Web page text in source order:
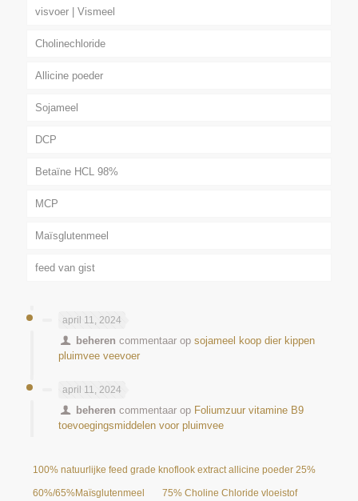
visvoer | Vismeel
Cholinechloride
Allicine poeder
Sojameel
DCP
Betaïne HCL 98%
MCP
Maïsglutenmeel
feed van gist
april 11, 2024
beheren commentaar opsojameel koop dier kippen
pluimvee veevoer
april 11, 2024
beheren commentaar op Foliumzuur vitamine B9
toevoegingsmiddelen voor pluimvee
100% natuurlijke feed grade knoflook extract allicine poeder 25%
60%/65%Maïsglutenmeel 75% Choline Chloride vloeistof